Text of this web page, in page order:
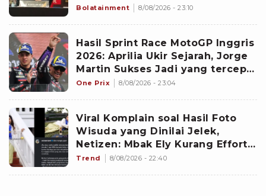
Kemenangan untuk Milanisti
Bolatainment 8/08/2026 - 23:10
Hasil Sprint Race MotoGP Inggris
2026: Aprilia Ukir Sejarah, Jorge
Martin Sukses Jadi yang tercepat
di Silverstone
One Prix 8/08/2026 - 23:04
Viral Komplain soal Hasil Foto
Wisuda yang Dinilai Jelek,
Netizen: Mbak Ely Kurang Effort,
Maaf Terlalu Jujur
Trend 8/08/2026 - 22:40